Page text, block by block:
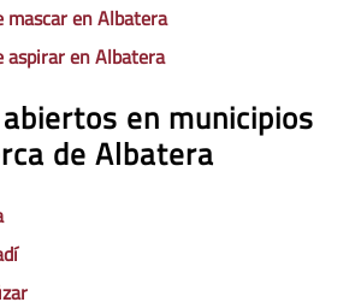
mascar en Albatera
aspirar en Albatera
en municipios
de Albatera